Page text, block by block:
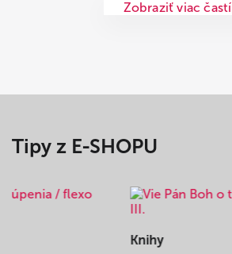
Zobraziť viac častí
Tipy z E-SHOPU
Knihy